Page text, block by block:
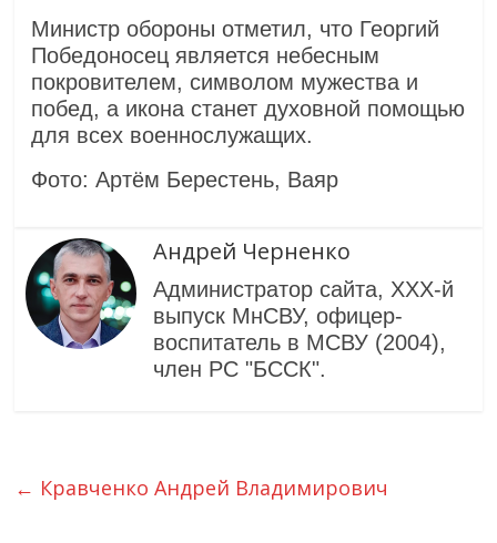
Министр обороны отметил, что Георгий
Победоносец является небесным
покровителем, символом мужества и
побед, а икона станет духовной помощью
для всех военнослужащих.
Фото: Артём Берестень, Ваяр
← Кравченко Андрей Владимирович
Андрей Черненко
Администратор сайта, XXX-й
выпуск МнСВУ, офицер-
воспитатель в МСВУ (2004),
член РС "БССК".